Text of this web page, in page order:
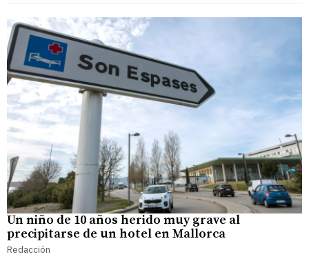
Un niño de 10 años herido muy grave al
precipitarse de un hotel en Mallorca
Redacción